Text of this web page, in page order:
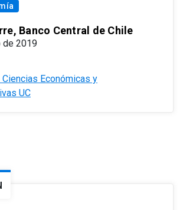
Banco Central de Chile
de 2019
Ciencias Económicas y
UC